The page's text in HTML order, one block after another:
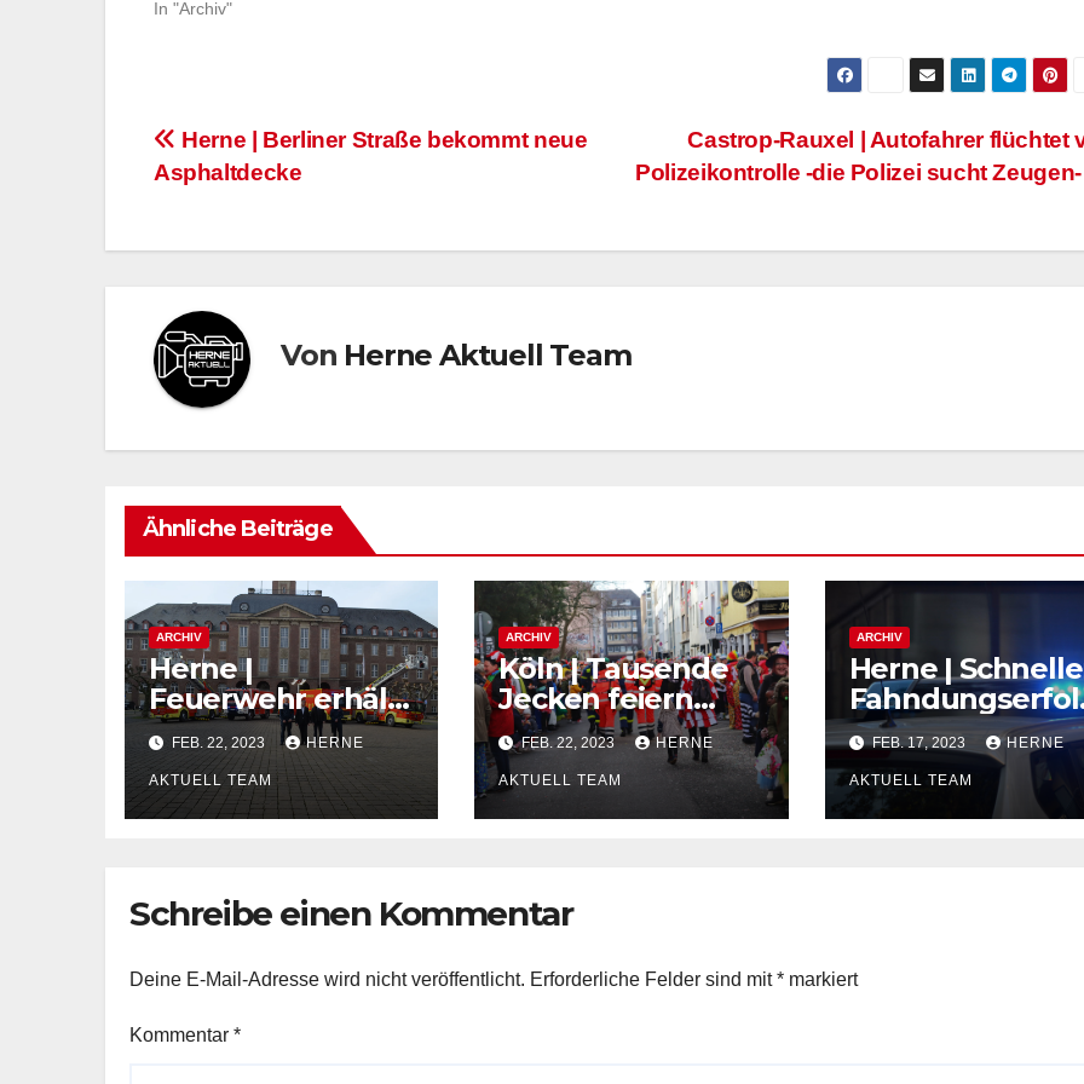
In "Archiv"
Beitragsnavigation
Castrop-Rauxel | Autofahrer flüchtet
Polizeikontrolle -die Polizei sucht Zeugen-
Herne | Berliner Straße bekommt neue
Asphaltdecke
Von Herne Aktuell Team
Ähnliche Beiträge
ARCHIV
Herne |
Feuerwehr erhält
5 neue Fahrzeuge
FEB. 22, 2023 HERNE
AKTUELL TEAM
ARCHIV
Köln | Tausende
Jecken feiern
ausgelassen die
tollen Tage
FEB. 22, 2023 HERNE
AKTUELL TEAM
ARCHIV
Herne |
nach einem
ch
FEB. 17, 2023 HERNE
AKTUELL TEAM
Schreibe einen Kommentar
Deine E-Mail-Adresse wird nicht veröffentlicht. Erforderliche Felder sind mit* markiert
Kommentar *